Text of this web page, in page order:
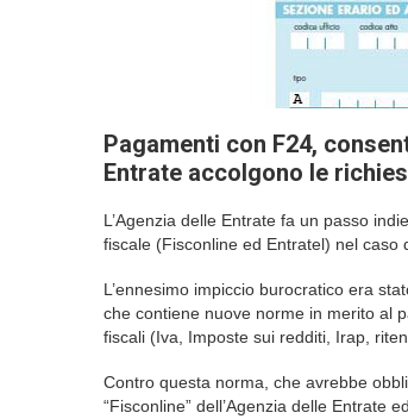
Pagamenti con F24,
Entrate accolgono le
L’Agenzia delle Entrate fa un passo
fiscale (Fisconline ed Entratel) nel caso
L’ennesimo impiccio burocratico era
che contiene nuove norme in merito al
fiscali (Iva, Imposte sui redditi, Irap,
Contro questa norma, che avrebbe
“Fisconline” dell’Agenzia delle Entrate